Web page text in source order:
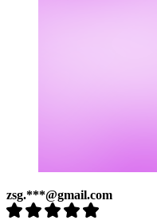
zsg.***@gmail.com